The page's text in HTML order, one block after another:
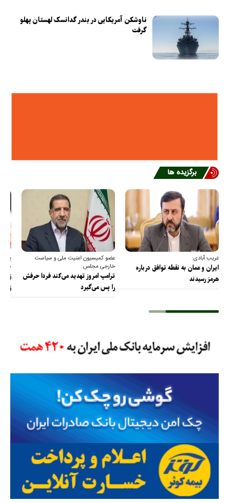
ناوشکن آمریکایی در بندر گدانسک لهستان پهلو
گرفت
برگزیده ها
غریب آبادی:
ایران و عمان به نقطه توافق درباره
هرمز رسیدند
عضو کمیسیون امنیت ملی و سیاست
خارجی مجلس:
ترامپ امروز تهدید می‌کند فردا حرفش
را پس می‌گیرد